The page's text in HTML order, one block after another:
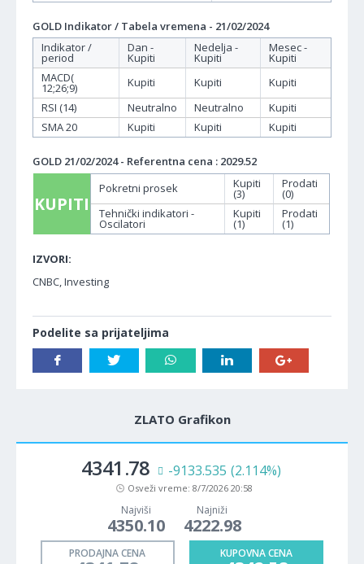
GOLD Indikator / Tabela vremena - 21/02/2024
Indikator /
period
Dan -
Kupiti
Nedelja -
Kupiti
Mesec -
Kupiti
MACD(
12;26;9) Kupiti Kupiti
Kupiti
RSI (14)
Neutralno Neutralno
Kupiti
SMA 20
Kupiti Kupiti Kupiti
GOLD 21/02/2024 - Referentna cena : 2029.52
KUPITI
Pokretni prosek Kupiti
(3)
Prodati
(0)
Tehnički indikatori -
Oscilatori
Kupiti
(1)
Prodati
(1)
IZVORI:
CNBC, Investing
Podelite sa prijateljima
ZLATO Grafikon
4341.78 -9133.535 (2.114%)
Osveži vreme: 8/7/2026 20:58
Najviši
4350.10
Najniži
4222.98
PRODAJNA CENA KUPOVNA CENA